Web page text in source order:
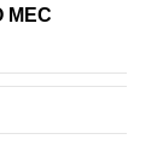
MEC